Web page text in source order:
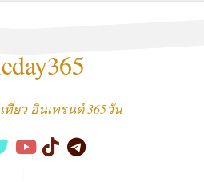
ที่ยว อินเทรนด์ 365วัน